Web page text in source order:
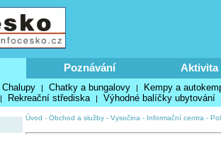
Poznávání Aktivita
Chalupy | Chatky a bungalovy | Kempy a
| Rekreační střediska | Výhodné balíčky ubytování
Úvod - Obchod a služby - Vysočina - Informační centra -